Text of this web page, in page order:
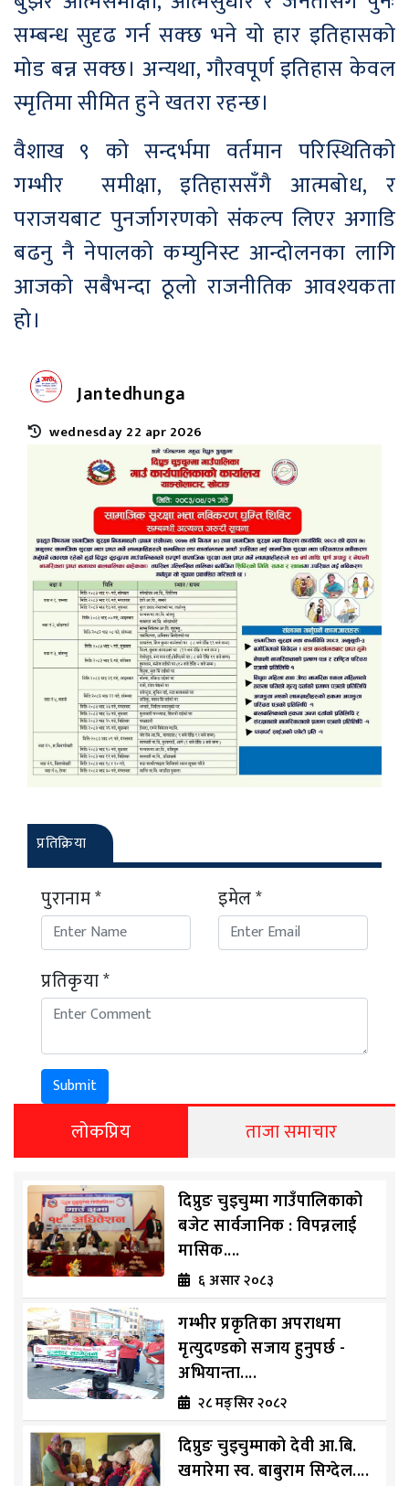
सम्बन्ध सुदृढ गर्न सक्छ भने यो हार इतिहासको
मोड बन्न सक्छ। अन्यथा, गौरवपूर्ण इतिहास केवल
स्मृतिमा सीमित हुने खतरा रहन्छ।
वैशाख ९ को सन्दर्भमा वर्तमान परिस्थितिको
गम्भीर समीक्षा, इतिहाससँगै आत्मबोध, र
पराजयबाट पुनर्जागरणको संकल्प लिएर अगाडि
बढनु नै नेपालको कम्युनिस्ट आन्दोलनका लागि
आजको सबैभन्दा ठूलो राजनीतिक आवश्यकता
हो।
Jantedhunga
wednesday 22 apr 2026
प्रतिक्रिया
पुरानाम * इमेल *
प्रतिकृया *
Submit
लोकप्रिय ताजा समाचार
दिप्रुङ चुइचुम्मा गाउँपालिकाको
बजेट सार्वजानिक : विपन्नलाई
मासिक....
६ असार २०८३
गम्भीर प्रकृतिका अपराधमा
मृत्युदण्डको सजाय हुनुपर्छ -
अभियान्ता....
२८ मङ्सिर २०८२
दिप्रुङ चुइचुम्माको देवी आ.बि.
खमारेमा स्व. बाबुराम सिग्देल....